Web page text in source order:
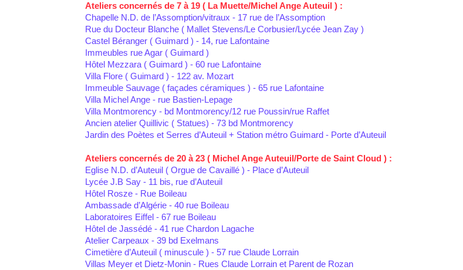
Ateliers concernés de 7 à 19 ( La Muette/Michel Ange Auteuil ) :
Chapelle N.D. de l’Assomption/vitraux - 17 rue de l’Assomption
Rue du Docteur Blanche ( Mallet Stevens/Le Corbusier/Lycée Jean Zay )
Castel Béranger ( Guimard ) - 14, rue Lafontaine
Immeubles rue Agar ( Guimard )
Hôtel Mezzara ( Guimard ) - 60 rue Lafontaine
Villa Flore ( Guimard ) - 122 av. Mozart
Immeuble Sauvage ( façades céramiques ) - 65 rue Lafontaine
Villa Michel Ange - rue Bastien-Lepage
Villa Montmorency - bd Montmorency/12 rue Poussin/rue Raffet
Ancien atelier Quillivic ( Statues) - 73 bd Montmorency
Jardin des Poètes et Serres d’Auteuil + Station métro Guimard - Porte d’Auteuil
Ateliers concernés de 20 à 23 ( Michel Ange Auteuil/Porte de Saint Cloud ) :
Eglise N.D. d’Auteuil ( Orgue de Cavaillé ) - Place d’Auteuil
Lycée J.B Say - 11 bis, rue d’Auteuil
Hôtel Rosze - Rue Boileau
Ambassade d’Algérie - 40 rue Boileau
Laboratoires Eiffel - 67 rue Boileau
Hôtel de Jassédé - 41 rue Chardon Lagache
Atelier Carpeaux - 39 bd Exelmans
Cimetière d’Auteuil ( minuscule ) - 57 rue Claude Lorrain
Villas Meyer et Dietz-Monin - Rues Claude Lorrain et Parent de Rozan